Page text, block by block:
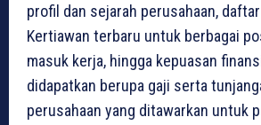
profil dan sejarah perusahaan,
Kertiawan terbaru untuk berbagai
masuk kerja, hingga kepuasan
didapatkan berupa gaji serta
perusahaan yang ditawarkan untuk